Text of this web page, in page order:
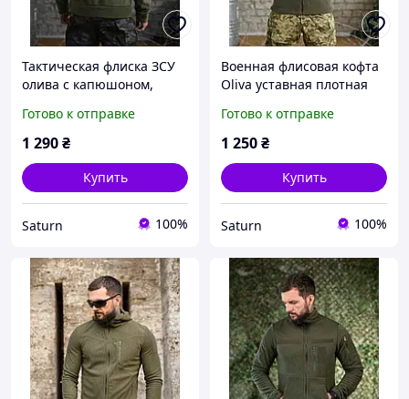
Тактическая флиска ЗСУ
олива с капюшоном,
олива, армейская флиска
ЗСУ военная кофта viy skk
Готово к отправке
1 290₴
Купить
Saturn 100%
Военная флисовая кофта
Oliva уставная плотная
кофта с липучками
армейская флиска олива
Готово к отправке
1 250₴
Купить
Saturn 100%